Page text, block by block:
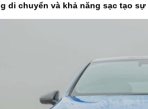
di chuyển và khả năng sạc tạo sự